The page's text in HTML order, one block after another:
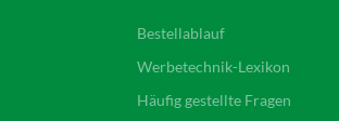
Bestellablauf
Werbetechnik-Lexikon
Häufig gestellte Fragen